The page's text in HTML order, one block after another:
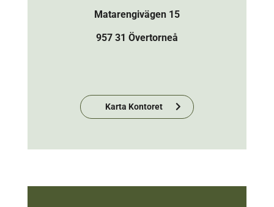
Matarengivägen 15
957 31 Övertorneå
Karta Kontoret